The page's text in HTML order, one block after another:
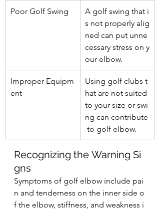
Poor Golf Swing
A golf swing that i
s not properly alig
ned can put unne
cessary stress on y
our elbow.
Improper Equipm
ent
Using golf clubs t
hat are not suited
to your size or swi
ng can contribute
to golf elbow.
Recognizing the Warning Si
gns
Symptoms of golf elbow include pai
n and tenderness on the inner side o
f the elbow, stiffness, and weakness i